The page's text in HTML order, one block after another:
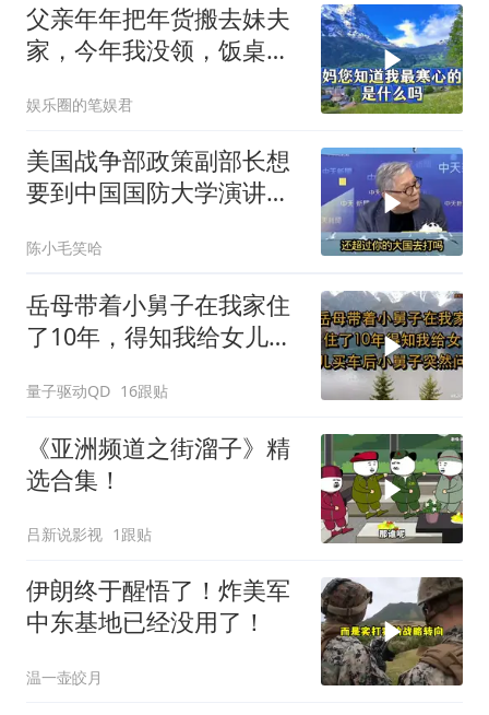
父亲年年把年货搬去妹夫
家，今年我没领，饭桌上
娱乐圈的笔娱君
美国战争部政策副部长想
要到中国国防大学演讲？
陈小毛笑哈
岳母带着小舅子在我家住
了10年，得知我给女儿买
量子驱动QD 16跟贴
《亚洲频道之街溜子》精
选合集！
吕新说影视 1跟贴
伊朗终于醒悟了！炸美军
中东基地已经没用了！
温一壶皎月